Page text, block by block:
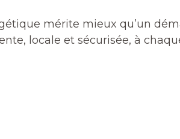
mérite mieux qu’un
locale et sécurisée, à